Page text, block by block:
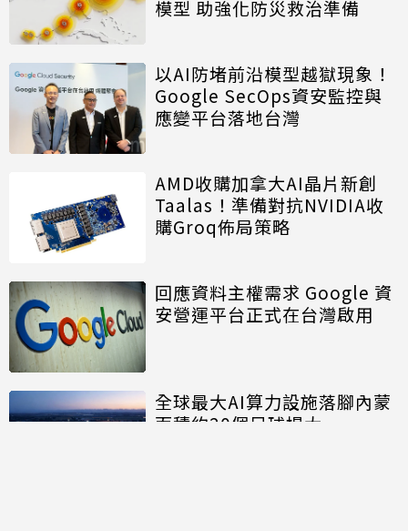
模型 助強化防災救治準備
以AI防堵前沿模型越獄現象！
Google SecOps資安監控與
應變平台落地台灣
AMD收購加拿大AI晶片新創
Taalas！準備對抗NVIDIA收
購Groq佈局策略
回應資料主權需求 Google 資
安營運平台正式在台灣啟用
全球最大AI算力設施落腳內蒙
面積約20個足球場大